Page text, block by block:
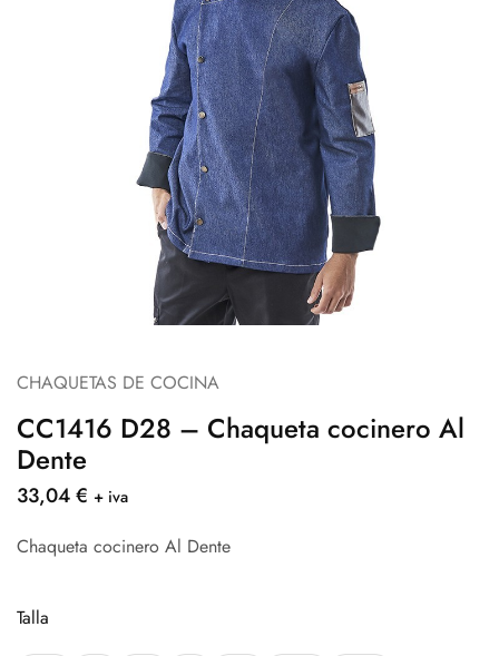
CHAQUETAS DE COCINA
CC1416 D28 – Chaqueta cocinero Al
Dente
33,04€ + iva
Chaqueta cocinero Al Dente
Talla